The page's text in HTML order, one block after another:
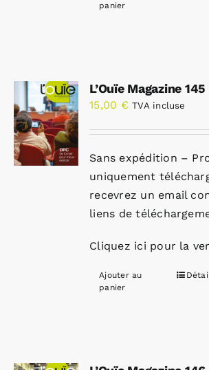
panier
L’Ouïe Magazine
15,00 € TVA incluse
Sans expédition –
uniquement
recevrez un email
liens de
Cliquez ici pour la
Ajouter au
panier